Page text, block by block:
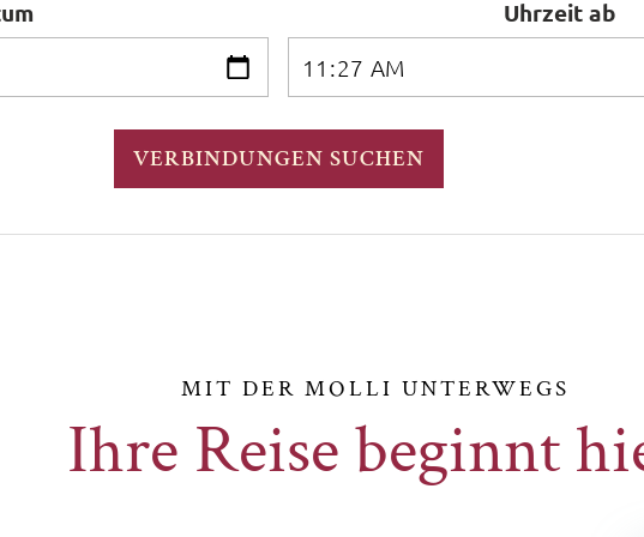
Uhrzeit ab
VERBINDUNGEN SUCHEN
MIT DER MOLLI UNTERWEGS
Ihre Reise beginnt